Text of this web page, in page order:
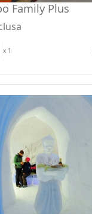
Family Plus
x 1